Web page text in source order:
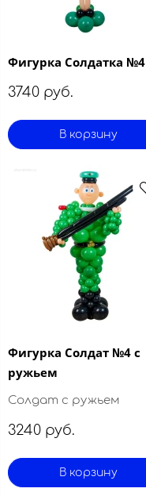
Фигурка Солдатка №4
3740 руб.
В корзину
Фигурка Солдат №4 с
ружьем
Солдат с ружьем
3240 руб.
В корзину